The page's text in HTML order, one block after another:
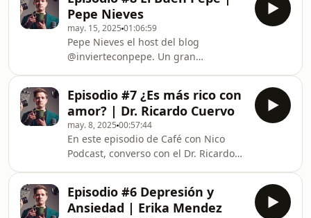
@pauanguiano CFO de un grupo de
empresas dedicadas a la manufactura
y comercialización del calzado.
Fundadora del blog &quot;Financial
detox&quot; nos enseña como
cuestionar nuestros conceptos del
dinero para tener una mejor,
estabilidad individual y en
Pepe Nieves
may. 15, 2025 01:06:59
Pepe Nieves el host del blog
@invierteconpepe. Un gran
Nos transmite todo su éxito y
crecimiento personal desde que
compartimos un viaje juntos en
Canadá durante nuestra juventud a la
actualidad. Un viaje cuyas
experiencias quedarán marcadas por
siempre en nuestros corazones.
Episodio #7 ¿Es más rico con
amor? | Dr. Ricardo Cuervo
may. 8, 2025 00:57:44
En este episodio de Café con Nico
Podcast, converso con el Dr. Ricardo
Hablamos sobre el impacto profundo
que tiene el contenido para adultos
Episodio #6 Depresión y
Ansiedad | Erika Mendez